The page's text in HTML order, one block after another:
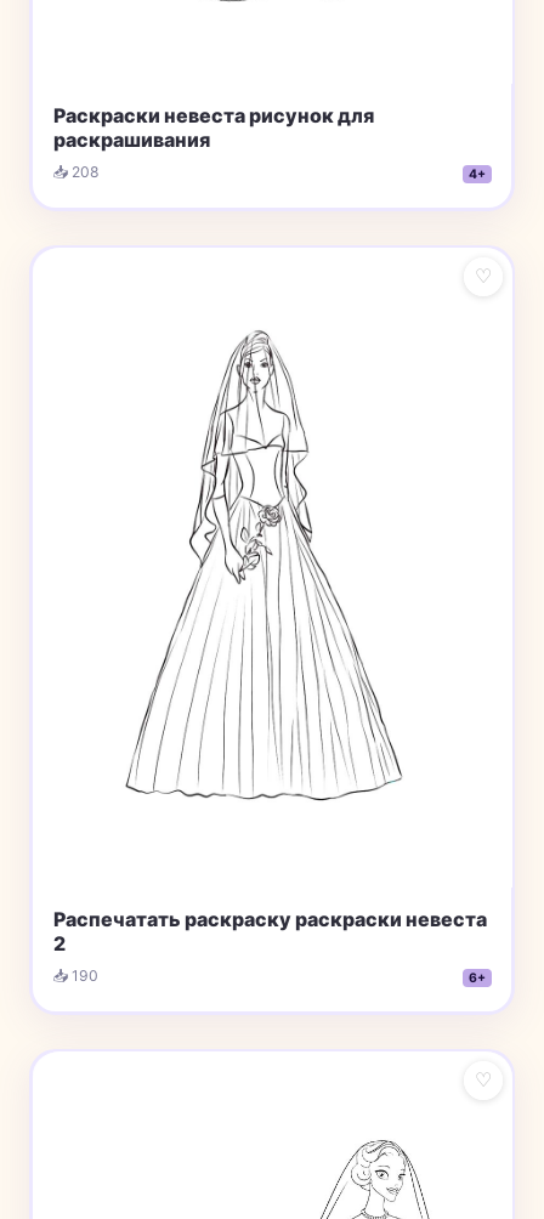
Раскраски невеста рисунок для
раскрашивания
📥 208 4+
♡
Распечатать раскраску раскраски невеста
2
📥 190 6+
♡